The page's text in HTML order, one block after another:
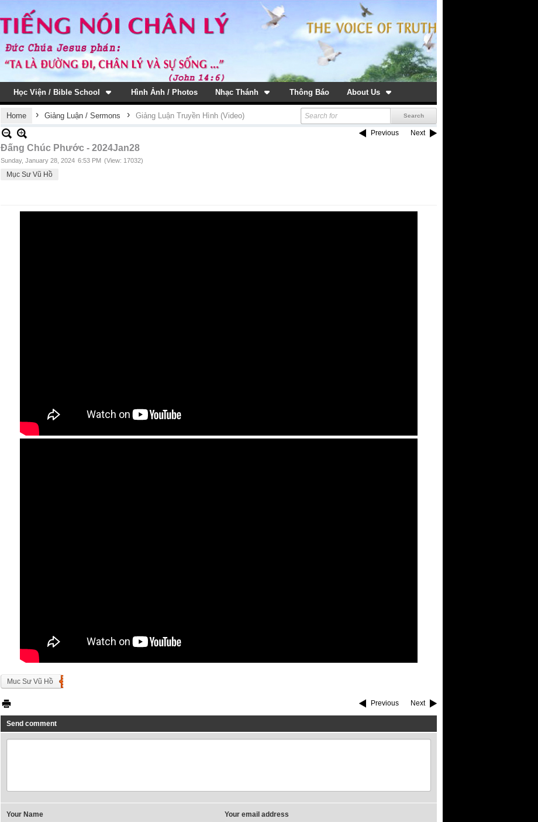
Học Viện / Bible School Hình Ảnh / Photos Nhạc Thánh Thông Báo About Us
Home › Giảng Luận / Sermons › Giảng Luận Truyền Hình (Video)
Previous Next
Đấng Chúc Phước - 2024Jan28
Sunday, January 28, 2024 6:53 PM (View: 17032)
Mục Sư Vũ Hồ
Muc Sư Vũ Hồ
Previous Next
Send comment
Your Name Your email address